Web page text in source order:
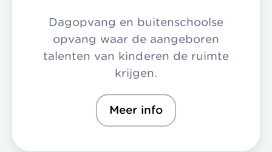
Dagopvang en buitenschoolse
opvang waar de aangeboren
talenten van kinderen de ruimte
krijgen.
Meer info